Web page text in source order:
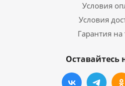
Условия
Условия
Гарантия на
Оставайтесь